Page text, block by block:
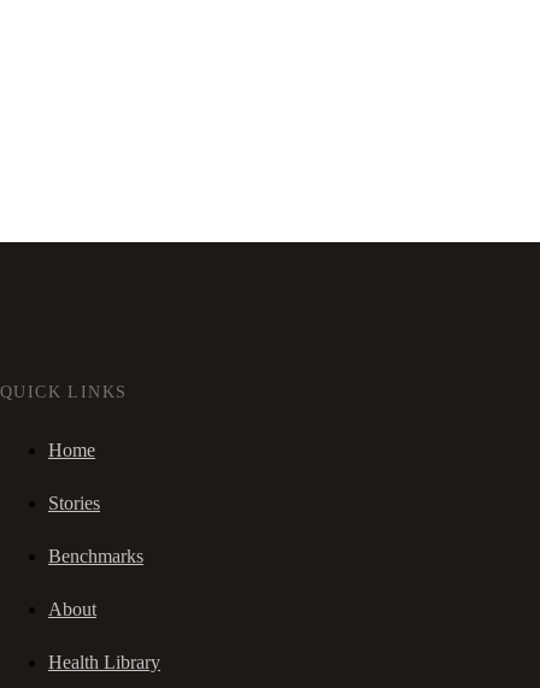
QUICK LINKS
Home
Stories
Benchmarks
About
Health Library